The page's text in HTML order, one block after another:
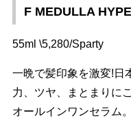
F MEDULLA
55ml \5,280/Sparty
一晩で髪印象を激変!日
力、ツヤ、まとまりに
オールインワンセラム